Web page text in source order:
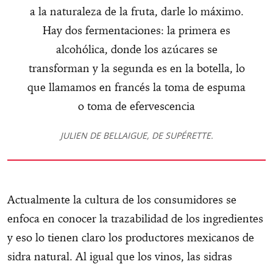
a la naturaleza de la fruta, darle lo máximo.
Hay dos fermentaciones: la primera es
alcohólica, donde los azúcares se
transforman y la segunda es en la botella, lo
que llamamos en francés la toma de espuma
o toma de efervescencia
JULIEN DE BELLAIGUE, DE SUPÉRETTE.
Actualmente la cultura de los consumidores se
enfoca en conocer la trazabilidad de los ingredientes
y eso lo tienen claro los productores mexicanos de
sidra natural. Al igual que los vinos, las sidras